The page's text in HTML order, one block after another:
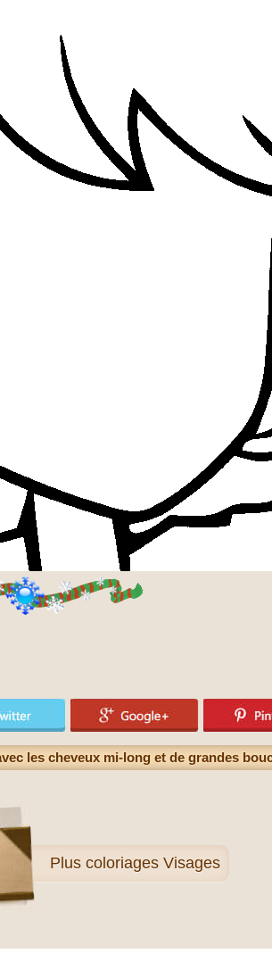
les cheveux mi-long et de grandes
Plus coloriages Visages